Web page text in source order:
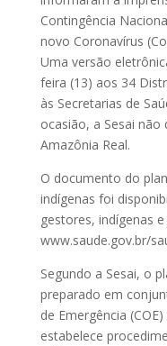
Contingência
novo Coronavírus
Uma versão
feira (13) aos 34
às Secretarias de
ocasião, a Sesai
Amazônia Real.
O documento do
indígenas foi
gestores, indígenas
www.saude.gov.br/
Segundo a Sesai, o
preparado em
de Emergência
estabelece